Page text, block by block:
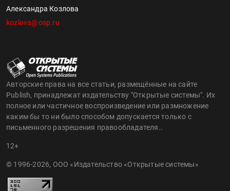
Александра Козлова
kozlova@osp.ru
Авторские права на все статьи, размещённые на сайте
Publish, принадлежат издательству "Открытые системы". Их
полное или частичное воспроизведение или размножение
каким бы то ни было способом допускается только с
письменного разрешения правообладателя..
12+
© 1996-2026, ООО «Издательство «Открытые системы»